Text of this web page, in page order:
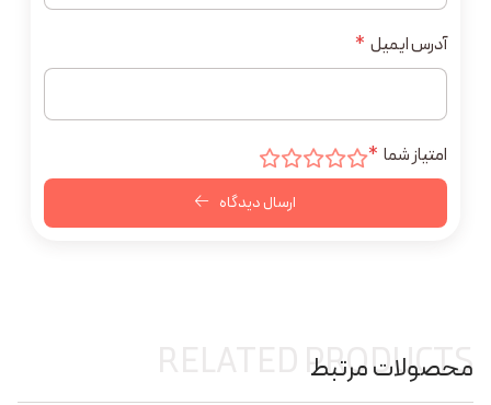
آدرس ایمیل *
امتیاز شما *
ارسال دیدگاه
محصولات مرتبط
RELATED PRODUCTS